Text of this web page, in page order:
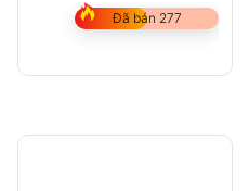
Đã bán 277